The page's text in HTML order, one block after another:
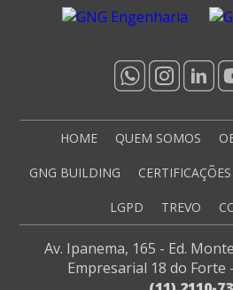
HOME QUEM SOMOS
GNG BUILDING CERTIFICAÇÕES
LGPD TREVO
Av. Ipanema, 165 - Ed.
Empresarial 18 do Forte -